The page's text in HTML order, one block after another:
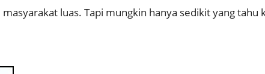
luas. Tapi mungkin hanya sedikit yang tahu